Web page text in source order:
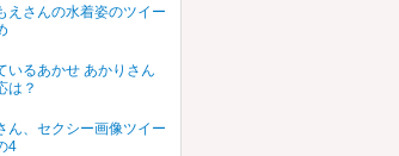
えさんの水着姿のツイー
いるあかせ あかりさん
は？
ん、セクシー画像ツイー
4